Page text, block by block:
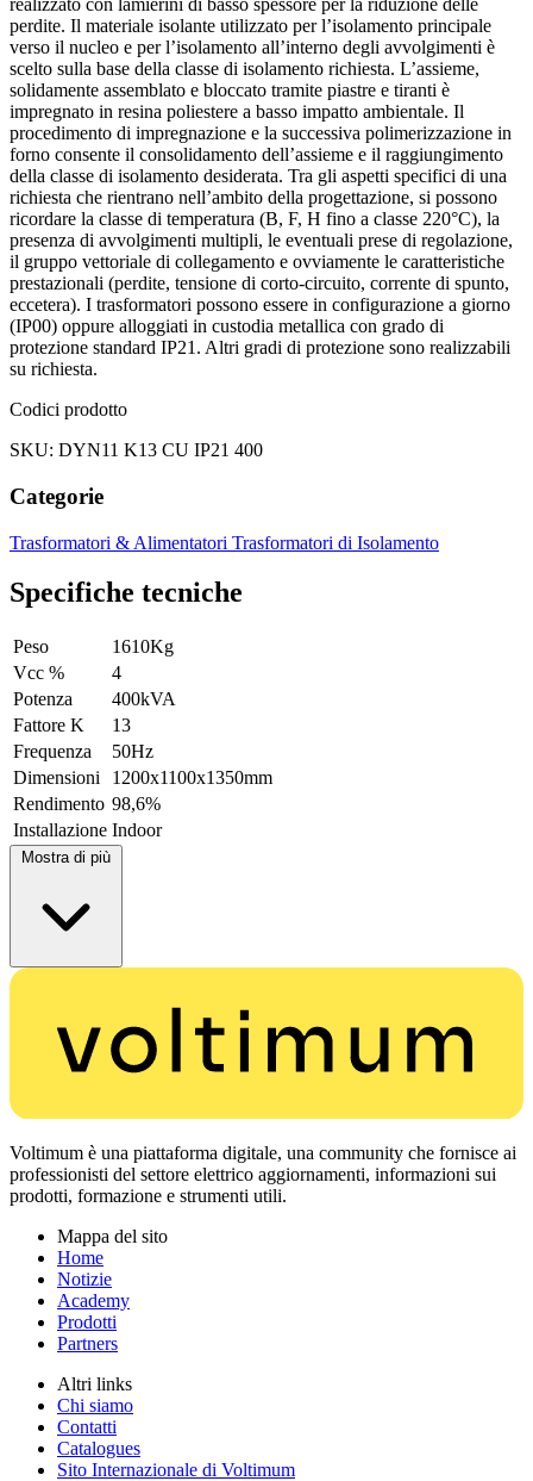
realizzato con lamierini di basso spessore per la riduzione delle
perdite. Il materiale isolante utilizzato per l’isolamento principale
verso il nucleo e per l’isolamento all’interno degli avvolgimenti è
scelto sulla base della classe di isolamento richiesta. L’assieme,
solidamente assemblato e bloccato tramite piastre e tiranti è
impregnato in resina poliestere a basso impatto ambientale. Il
procedimento di impregnazione e la successiva polimerizzazione in
forno consente il consolidamento dell’assieme e il raggiungimento
della classe di isolamento desiderata. Tra gli aspetti specifici di una
richiesta che rientrano nell’ambito della progettazione, si possono
ricordare la classe di temperatura (B, F, H fino a classe 220°C), la
presenza di avvolgimenti multipli, le eventuali prese di regolazione,
il gruppo vettoriale di collegamento e ovviamente le caratteristiche
prestazionali (perdite, tensione di corto-circuito, corrente di spunto,
eccetera). I trasformatori possono essere in configurazione a giorno
(IP00) oppure alloggiati in custodia metallica con grado di
protezione standard IP21. Altri gradi di protezione sono realizzabili
su richiesta.
Codici prodotto
SKU: DYN11 K13 CU IP21 400
Categorie
Trasformatori & Alimentatori Trasformatori di Isolamento
Specifiche tecniche
Peso
1610Kg
Vcc %
4
Potenza
400kVA
Fattore K
13
Frequenza
50Hz
Dimensioni
1200x1100x1350mm
Rendimento 98,6%
Installazione Indoor
Mostra di più
Voltimum è una piattaforma digitale, una community che fornisce ai
professionisti del settore elettrico aggiornamenti, informazioni sui
prodotti, formazione e strumenti utili.
Mappa del sito
Home
Notizie
Academy
Prodotti
Partners
Altri links
Chi siamo
Contatti
Catalogues
Sito Internazionale di Voltimum